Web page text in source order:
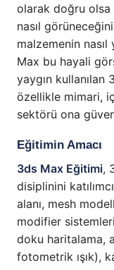
olarak doğru olsa
nasıl
malzemenin nasıl
Max bu hayali
yaygın kullanılan
özellikle mimari,
sektörü ona
Eğitimin Amacı
3ds Max Eğitimi,
disiplinini
alanı, mesh
modifier
doku haritalama,
fotometrik ışık),